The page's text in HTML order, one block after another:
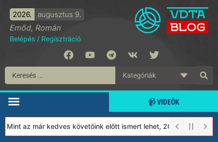
2026. augusztus 9.
Emőd, Román
Belépés / Regisztráció
📹 VIDEÓK
az már kedves követőink előtt ismert lehet, 2023-tól a